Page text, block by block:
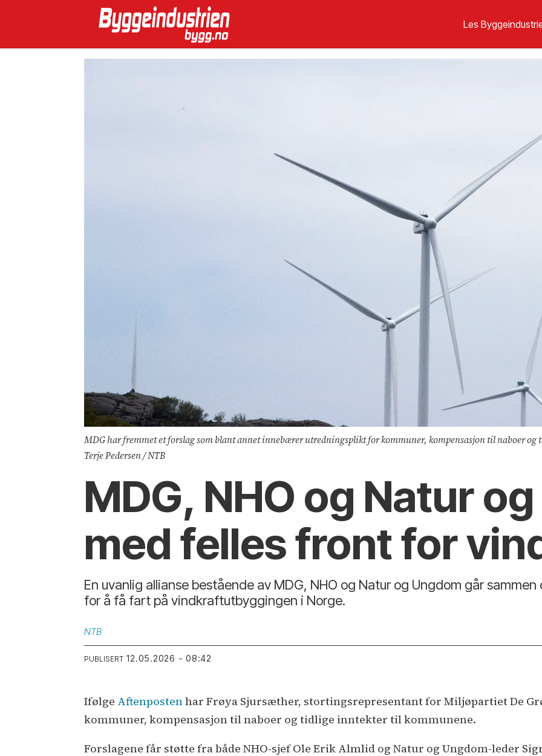
Les
MDG har fremmet et forslag som blant annet innebærer utredningsplikt for kommuner, kompensasjon til naboer
Terje Pedersen / NTB
MDG, NHO og Natur
med felles front for
En uvanlig allianse bestående av MDG, NHO og Natur og Ungdom går
for å få fart på vindkraftutbyggingen i Norge.
NTB
PUBLISERT 12.05.2026 - 08:42
Ifølge Aftenpostenhar Frøya Sjursæther, stortingsrepresentant for Miljøpartiet De
kommuner, kompensasjon til naboer og tidlige inntekter til kommunene.
Forslagene får støtte fra både NHO-sjef Ole Erik Almlid og Natur og Ungdom-leder